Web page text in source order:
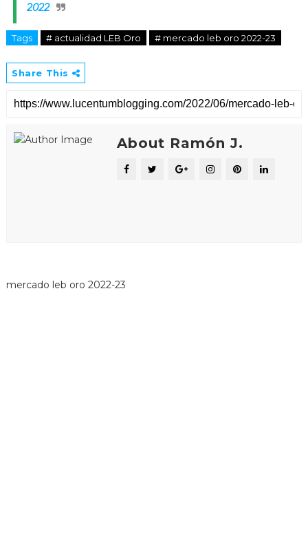
2022
Tags # actualidad LEB Oro # mercado leb oro 2022-23
Share This
About Ramón J.
mercado leb oro 2022-23